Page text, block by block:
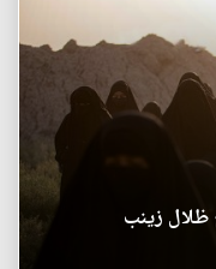
ظلال زينب